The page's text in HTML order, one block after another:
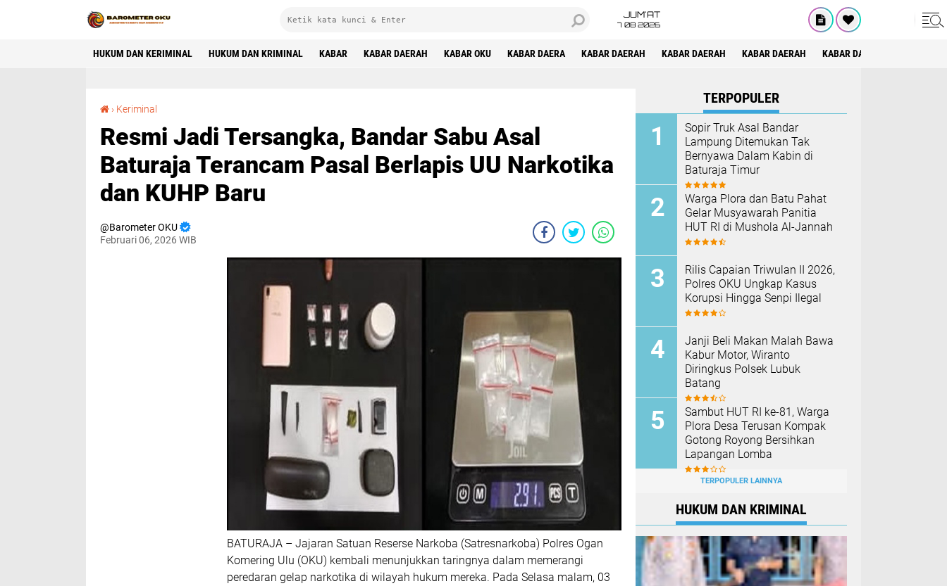
JUM'AT
7 08 2026
HUKUM DAN KERIMINAL HUKUM DAN KRIMINAL KABAR KABAR DAERAH KABAR OKU KABAR DAERA KABAR DAERAH KABAR DAERAH KABAR DAERAH KABAR DAERAH
› Keriminal
Resmi Jadi Tersangka, Bandar Sabu Asal
Baturaja Terancam Pasal Berlapis UU Narkotika
dan KUHP Baru
Barometer OKU
Februari 06, 2026 WIB
BATURAJA – Jajaran Satuan Reserse Narkoba (Satresnarkoba) Polres Ogan
Komering Ulu (OKU) kembali menunjukkan taringnya dalam memerangi
peredaran gelap narkotika di wilayah hukum mereka. Pada Selasa malam, 03
TERPOPULER
Sopir Truk Asal Bandar
Lampung Ditemukan Tak
Bernyawa Dalam Kabin di
Baturaja Timur
Warga Plora dan Batu Pahat
Gelar Musyawarah Panitia
HUT RI di Mushola Al-Jannah
Rilis Capaian Triwulan II 2026,
Polres OKU Ungkap Kasus
Korupsi Hingga Senpi Ilegal
Janji Beli Makan Malah Bawa
Kabur Motor, Wiranto
Diringkus Polsek Lubuk
Batang
Sambut HUT RI ke-81, Warga
Plora Desa Terusan Kompak
Gotong Royong Bersihkan
Lapangan Lomba
TERPOPULER LAINNYA
HUKUM DAN KRIMINAL